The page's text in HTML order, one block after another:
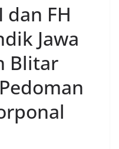
dan FH
Jawa
Blitar